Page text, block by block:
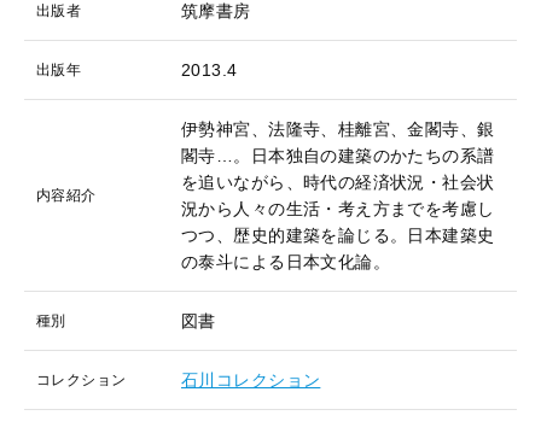
出版者 筑摩書房
出版年 2013.4
内容紹介
伊勢神宮、法隆寺、桂離宮、金閣寺、銀
閣寺…。日本独自の建築のかたちの系譜
を追いながら、時代の経済状況・社会状
況から人々の生活・考え方までを考慮し
つつ、歴史的建築を論じる。日本建築史
の泰斗による日本文化論。
種別 図書
コレクション 石川コレクション